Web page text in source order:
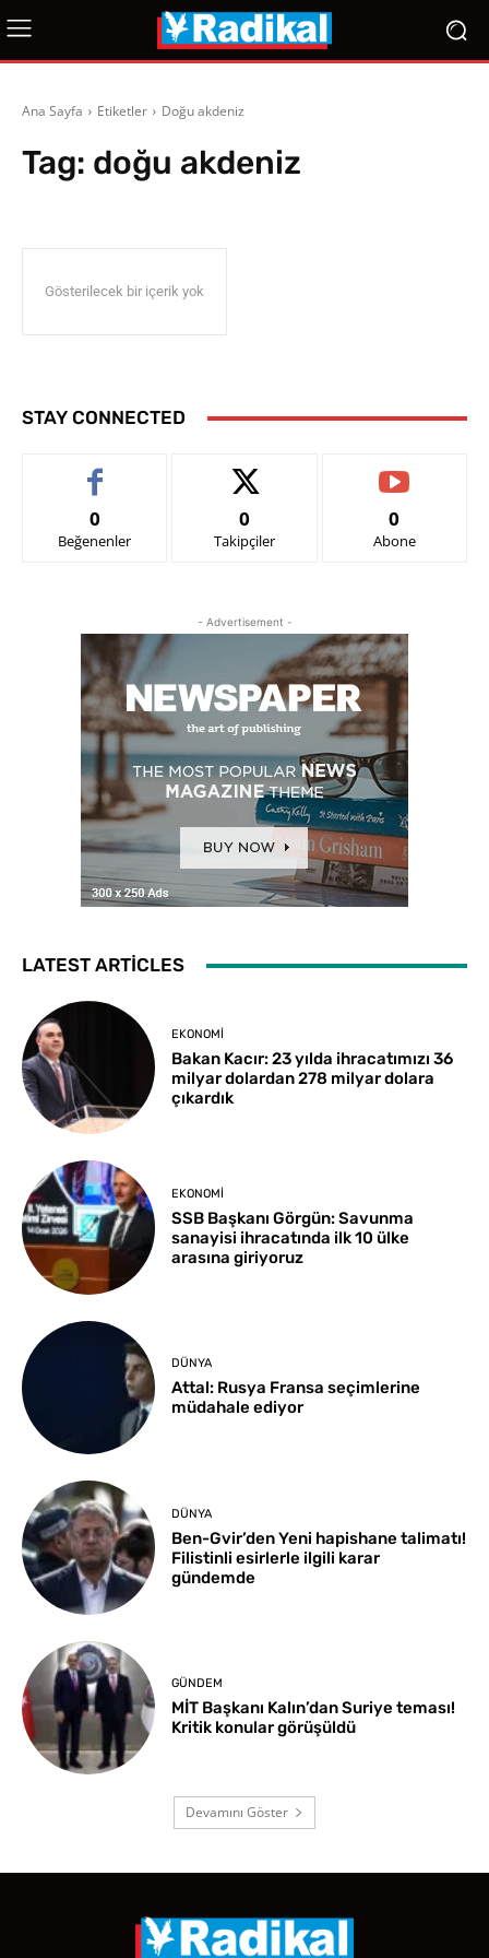
Ana Sayfa Etiketler Doğu akdeniz
Tag: doğu akdeniz
Gösterilecek bir içerik yok
STAY CONNECTED
0
Beğenenler
0
Takipçiler
0
Abone
- Advertisement -
LATEST ARTICLES
EKONOMI
Bakan Kacır: 23 yılda ihracatımızı 36
milyar dolardan 278 milyar dolara
çıkardık
EKONOMI
SSB Başkanı Görgün: Savunma
sanayisi ihracatında ilk 10 ülke
arasına giriyoruz
DÜNYA
Attal: Rusya Fransa seçimlerine
müdahale ediyor
DÜNYA
Ben-Gvir’den Yeni hapishane talimatı!
Filistinli esirlerle ilgili karar
gündemde
GÜNDEM
MİT Başkanı Kalın’dan Suriye teması!
Kritik konular görüşüldü
Devamını Göster